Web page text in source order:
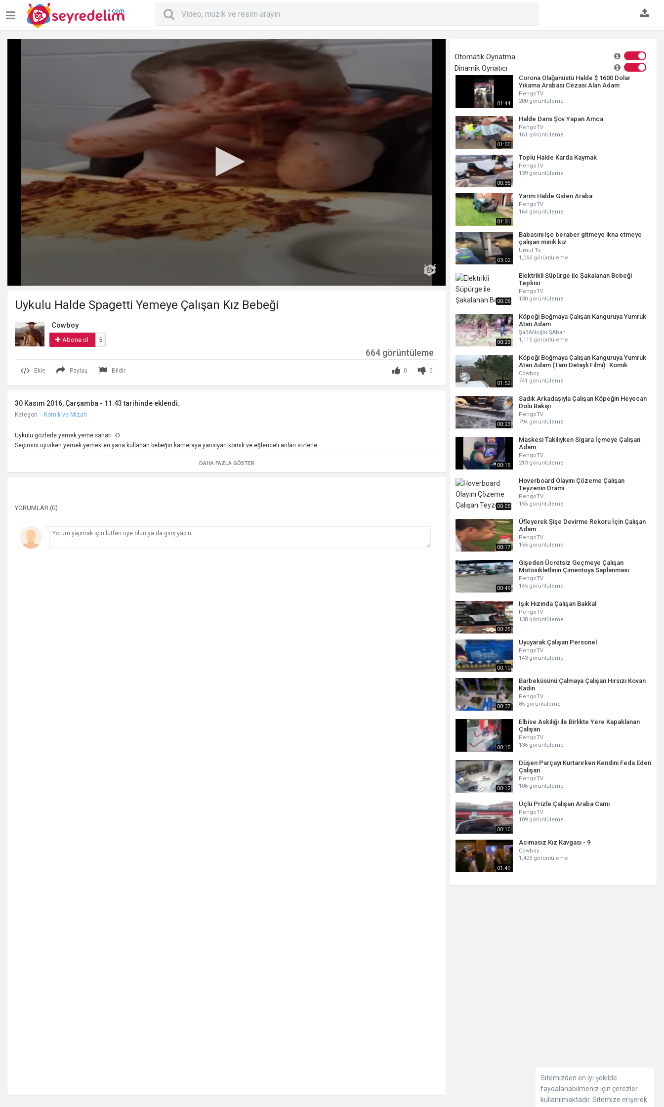
Otomatik Oynatma
Dinamik Oynatıcı
01:44
Corona Olağanüstü Halde $ 1600 Dolar
Yıkama Arabası Cezası Alan Adam
PengoTV
200 görüntüleme
01:00
Halde Dans Şov Yapan Amca
PengoTV
161 görüntüleme
00:35
Toplu Halde Karda Kaymak
PengoTV
139 görüntüleme
01:31
Yarım Halde Giden Araba
PengoTV
164 görüntüleme
03:02
Babasını işe beraber gitmeye ikna etmeye
çalışan minik kız
Umut Tv
1,066 görüntüleme
00:06
Elektrikli Süpürge ile Şakalanan Bebeği
Tepkisi
PengoTV
130 görüntüleme
00:23
Köpeği Boğmaya Çalışan Kanguruya Yumruk
Atan Adam
ŞaBANoğlu ŞAban
1,115 görüntüleme
01:52
Köpeği Boğmaya Çalışan Kanguruya Yumruk
Atan Adam (Tam Detaylı Filmi)..Komik
Cowboy
741 görüntüleme
00:23
Sadık Arkadaşıyla Çalışan Köpeğin Heyecan
Dolu Bakışı
PengoTV
794 görüntüleme
00:15
Maskesi Takılıyken Sigara İçmeye Çalışan
Adam
PengoTV
213 görüntüleme
00:05
Hoverboard Olayını Çözeme Çalışan
Teyzenin Dramı
PengoTV
155 görüntüleme
00:17
Üfleyerek Şişe Devirme Rekoru İçin Çalışan
Adam
PengoTV
155 görüntüleme
00:49
Gişeden Ücretsiz Geçmeye Çalışan
Motosikletlinin Çimentoya Saplanması
PengoTV
145 görüntüleme
00:25
Işık Hızında Çalışan Bakkal
PengoTV
138 görüntüleme
00:10
Uyuyarak Çalışan Personel
PengoTV
143 görüntüleme
00:37
Barbeküsünü Çalmaya Çalışan Hırsızı Kovan
Kadın
PengoTV
85 görüntüleme
00:15
Elbise Askılığı ile Birlikte Yere Kapaklanan
Çalışan
PengoTV
136 görüntüleme
00:12
Düşen Parçayı Kurtarırken Kendini Feda Eden
Çalışan
PengoTV
106 görüntüleme
00:10
Üçlü Prizle Çalışan Araba Camı
PengoTV
109 görüntüleme
01:49
Acımasız Kız Kavgası - 9
Cowboy
1,425 görüntüleme
Uykulu Halde Spagetti Yemeye Çalışan Kız Bebeği
Cowboy
Abone ol 5
Ekle Paylaş Bildir 0
0
664 görüntüleme
30 Kasım 2016, Çarşamba - 11:43 tarihinde eklendi.
Kategori Komik ve Mizah
Uykulu gözlerle yemek yeme sanatı :-D
Seçimini uyurken yemek yemekten yana kullanan bebeğin kameraya yansıyan komik ve eğlenceli anları sizlerle...
DAHA FAZLA GÖSTER
YORUMLAR (0)
Sitemizden en iyi şekilde
faydalanabilmeniz için çerezler
kullanılmaktadır. Sitemize erişerek